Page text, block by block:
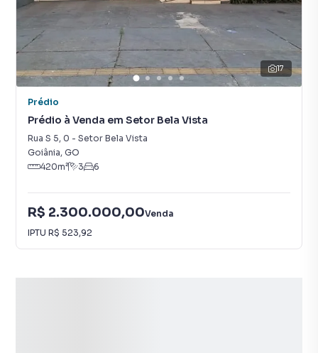
17
Prédio
Prédio à Venda em Setor Bela Vista
Rua S 5, 0 - Setor Bela Vista
Goiânia, GO
420m² 3 6
R$ 2.300.000,00Venda
IPTU R$ 523,92